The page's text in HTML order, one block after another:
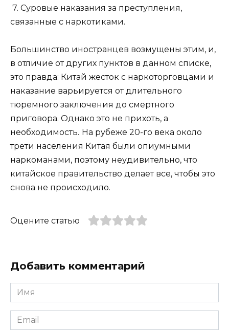
7. Суровые наказания за преступления,
связанные с наркотиками.
Большинство иностранцев возмущены этим, и,
в отличие от других пунктов в данном списке,
это правда: Китай жесток с наркоторговцами и
наказание варьируется от длительного
тюремного заключения до смертного
приговора. Однако это не прихоть, а
необходимость. На рубеже 20-го века около
трети населения Китая были опиумными
наркоманами, поэтому неудивительно, что
китайское правительство делает все, чтобы это
снова не происходило.
Оцените статью
Добавить комментарий
Имя
*
Email
*